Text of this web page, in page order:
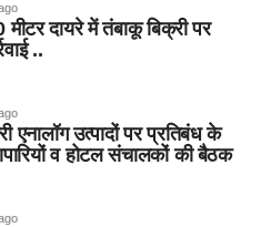
मीटर दायरे में तंबाकू बिक्री पर
..
एनालॉग उत्पादों पर प्रतिबंध के
व होटल संचालकों की बैठक